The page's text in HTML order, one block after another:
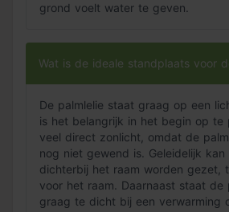
grond voelt water te geven.
Wat is de ideale standplaats voor
De palmlelie staat graag op een
is het belangrijk in het begin op te
veel direct zonlicht, omdat de
nog niet gewend is. Geleidelijk kan
dichterbij het raam worden gezet,
voor het raam. Daarnaast staat de
graag te dicht bij een verwarming